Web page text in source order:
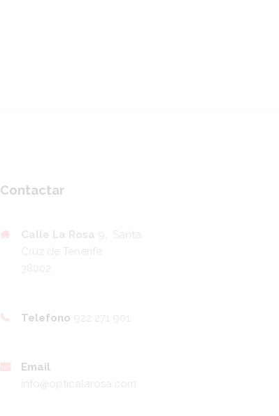
Contactar
Calle La Rosa 9, Santa
Cruz de Tenerife
38002
Telefono 922 271 901
Email
info@opticalarosa.com